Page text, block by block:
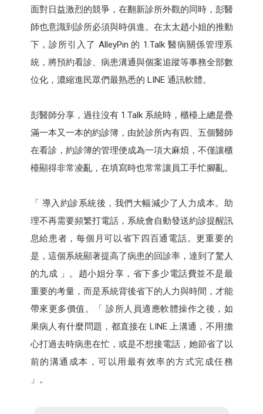
面對日益激烈的競爭，在翻新診所外觀的同時，彭醫
師也意識到診所必須與時俱進。在太太趙小姐的推動
下，診所引入了 AlleyPin 的 1.Talk 醫病關係管理系
統，將預約看診、病患溝通與個案追蹤等事務全部數
位化，濃縮進民眾們最熟悉的 LINE 通訊軟體。
彭醫師分享，過往沒有 1.Talk 系統時，櫃檯上總是疊
滿一本又一本的約診簿，由於診所內有四、五個醫師
在看診，約診簿的管理便成為一項大麻煩，不僅讓櫃
檯顯得非常凌亂，在填寫時也常常讓員工手忙腳亂。
「 導入約診系統後，我們大幅減少了人力成本。助
理不再需要頻繁打電話，系統會自動發送約診提醒訊
息給患者，每個月可以省下四百通電話。更重要的
是，這個系統顯著提高了病患的回診率，達到了驚人
的九成 」。趙小姐分享，省下多少電話費並不是最
重要的考量，而是系統背後省下的人力與時間，才能
帶來更多價值。「 診所人員適應軟體操作之後，如
果病人有什麼問題，都直接在 LINE 上溝通，不用擔
心打過去時病患在忙，或是不想接電話，她節省了以
前的溝通成本，可以用最有效率的方式完成任務
」。